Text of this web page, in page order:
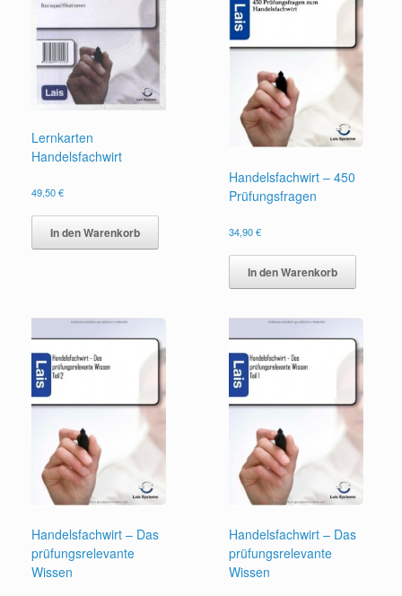
Lernkarten
Handelsfachwirt
49,50€
In den Warenkorb
Handelsfachwirt – 450
Prüfungsfragen
34,90€
In den Warenkorb
Handelsfachwirt – Das
prüfungsrelevante
Wissen
Handelsfachwirt – Das
prüfungsrelevante
Wissen